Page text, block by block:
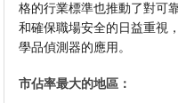
格的行業標準也推動了對可
和確保職場安全的日益重視
學品偵測器的應用。
市佔率最大的地區：